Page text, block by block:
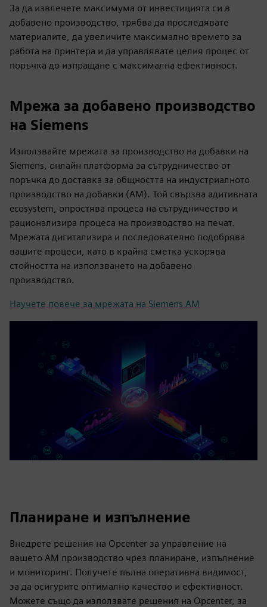
За да извлечете максимума от инвестицията си в
добавено производство, трябва да проследявате
материалите, да увеличите максимално времето за
работа на принтера и да управлявате целия процес от
поръчка до изпращане с максимална ефективност.
Мрежа за добавено производство
на Siemens
Използвайте мрежата за производство на добавки на
Siemens, онлайн платформа за сътрудничество от
поръчка до доставка за общността на индустриалното
производство на добавки (AM). Той свързва адитивната
ecosystem, опростява процеса на сътрудничество и
рационализира процеса на производство на печат.
Мрежата дигитализира и последователно подобрява
вашите процеси, като в крайна сметка ускорява
стойността на използването на добавено
производство.
Научете повече за мрежата на Siemens AM
Планиране и изпълнение
Внедрете решения на Opcenter за управление на
вашето AM производство чрез планиране, изпълнение
и мониторинг. Получете пълна оперативна видимост,
за да осигурите оптимално качество и ефективност.
Можете също да използвате решения на Opcenter, за